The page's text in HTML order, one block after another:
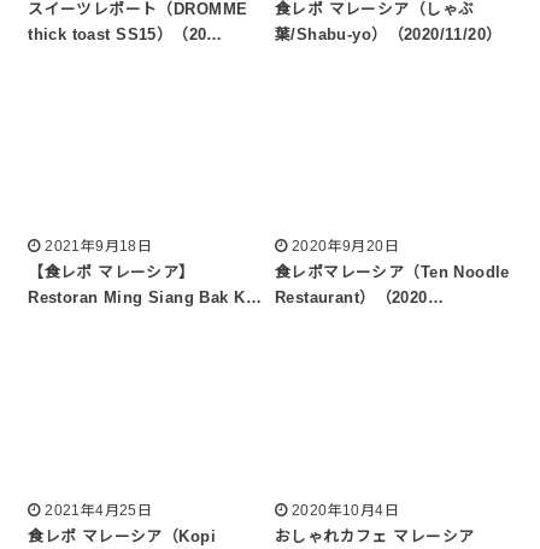
スイーツレポート（DROMME
thick toast SS15）（20…
食レポ マレーシア（しゃぶ
葉/Shabu-yo）（2020/11/20）
2021年9月18日
【食レポ マレーシア】
Restoran Ming Siang Bak K…
2020年9月20日
食レポマレーシア（Ten Noodle
Restaurant）（2020…
2021年4月25日
食レポ マレーシア（Kopi
2020年10月4日
おしゃれカフェ マレーシア